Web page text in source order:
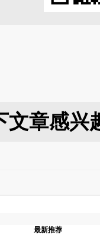
文章感兴
最新推荐